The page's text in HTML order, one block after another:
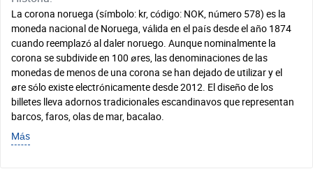
La corona noruega (símbolo: kr, código: NOK, número 578) es la
moneda nacional de Noruega, válida en el país desde el año 1874
cuando reemplazó al daler noruego. Aunque nominalmente la
corona se subdivide en 100 øres, las denominaciones de las
monedas de menos de una corona se han dejado de utilizar y el
øre sólo existe electrónicamente desde 2012. El diseño de los
billetes lleva adornos tradicionales escandinavos que representan
barcos, faros, olas de mar, bacalao.
Más